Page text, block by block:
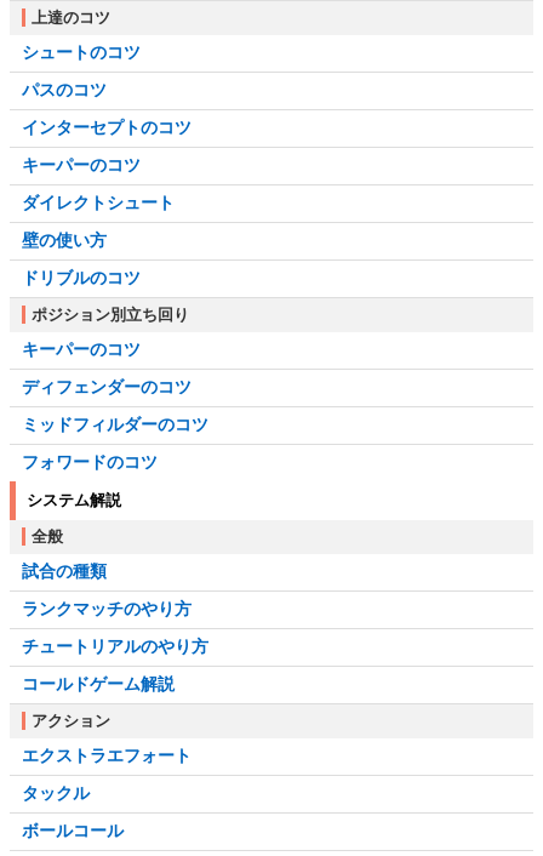
上達のコツ
シュートのコツ
パスのコツ
インターセプトのコツ
キーパーのコツ
ダイレクトシュート
壁の使い方
ドリブルのコツ
ポジション別立ち回り
キーパーのコツ
ディフェンダーのコツ
ミッドフィルダーのコツ
フォワードのコツ
システム解説
全般
試合の種類
ランクマッチのやり方
チュートリアルのやり方
コールドゲーム解説
アクション
エクストラエフォート
タックル
ボールコール